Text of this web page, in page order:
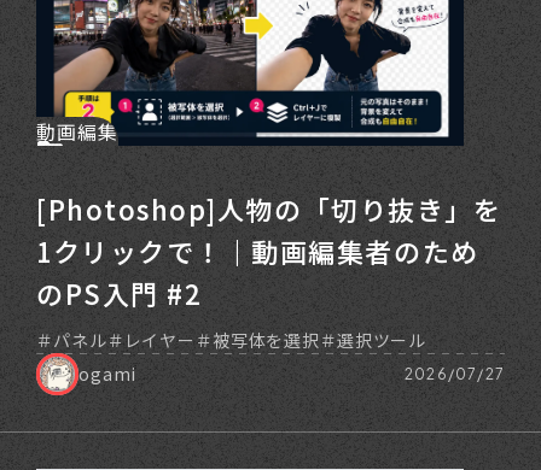
動画編集
[Photoshop]人物の「切り抜き」を
1クリックで！｜動画編集者のため
のPS入門 #2
パネル レイヤー 被写体を選択
選択ツール
ogami
2026/07/27